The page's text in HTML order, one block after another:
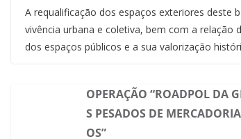
A requalificação dos espaços exteriores deste
vivência urbana e coletiva, bem com a
dos espaços públicos e a sua valorização
OPERAÇÃO “ROADPOL DA
S PESADOS DE
OS”